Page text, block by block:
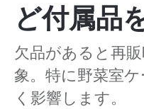
ど付属品
欠品があると再
象。特に野菜室
く影響します。